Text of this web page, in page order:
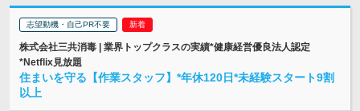
志望動機・自己PR不要
株式会社三共消毒 | 業界トップクラスの実績*健康経営優良法人認定
*Netflix見放題
住まいを守る【作業スタッフ】*年休120日*未経験スタート9割
以上